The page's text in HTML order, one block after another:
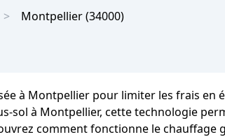
Montpellier(34000)
à Montpellier pour limiter les frais
sol à Montpellier, cette technologie
comment fonctionne le